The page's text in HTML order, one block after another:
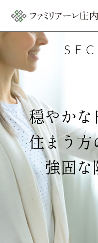
穏やかな
住まう方
強固な